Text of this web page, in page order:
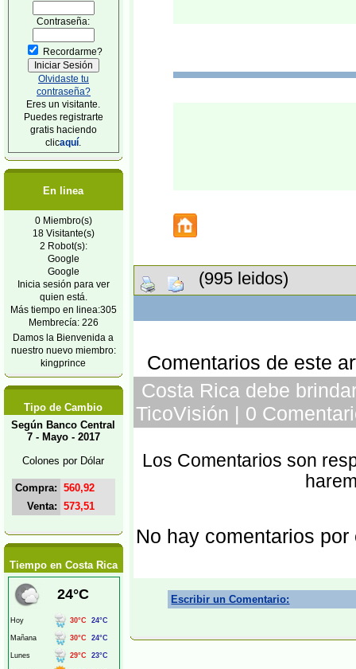
Contraseña:
Recordarme?
Olvidaste tu
contraseña?
Eres un visitante.
Puedes registrarte
gratis haciendo
clicaquí
En linea
0 Miembro(s)
18 Visitante(s)
2 Robot(s):
Google
Google
Inicia sesión para ver
quien está.
Más tiempo en linea:305
Membrecía: 226
Damos la Bienvenida a
nuestro nuevo miembro:
kingprince
Tipo de Cambio
Según Banco Central
7 - Mayo - 2017
Colones por Dólar
Compra: 560,92
Venta: 573,51
Tiempo en Costa Rica
(995 leidos)
Comentarios de este
Costa Rica debe
TicoVisión | 0
Los Comentarios son
No hay comentarios por
Escribir un Comentario: